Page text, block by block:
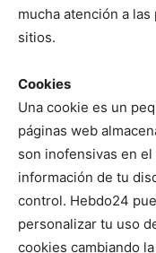
mucha atención a
sitios.
Cookies
Una cookie es un
páginas web
son inofensivas en
información de tu
control. Hebdo24
personalizar tu uso
cookies cambiando